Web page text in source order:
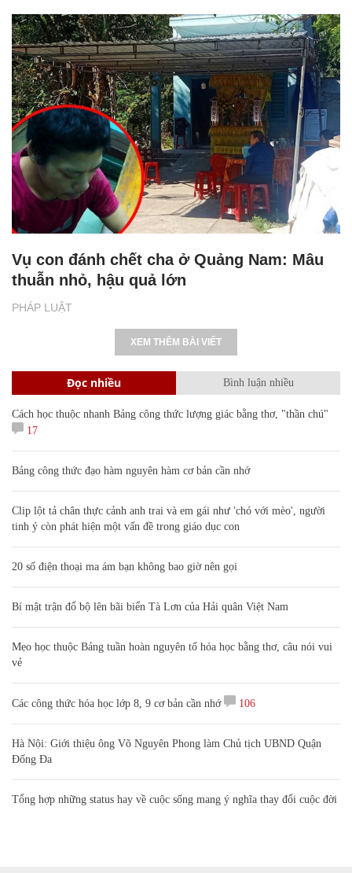
PHÁP LUẬT
Vụ con đánh chết cha ở Quảng Nam: Mâu
thuẫn nhỏ, hậu quả lớn
XEM THÊM BÀI VIẾT
Đọc nhiều Bình luận nhiều
Cách học thuộc nhanh Bảng công thức lượng giác bằng thơ, "thần chú"
17
Bảng công thức đạo hàm nguyên hàm cơ bản cần nhớ
Clip lột tả chân thực cảnh anh trai và em gái như 'chó với mèo', người
tinh ý còn phát hiện một vấn đề trong giáo dục con
20 số điện thoại ma ám bạn không bao giờ nên gọi
Bí mật trận đổ bộ lên bãi biển Tà Lơn của Hải quân Việt Nam
Mẹo học thuộc Bảng tuần hoàn nguyên tố hóa học bằng thơ, câu nói vui
vẻ
Các công thức hóa học lớp 8, 9 cơ bản cần nhớ 106
Hà Nội: Giới thiệu ông Võ Nguyên Phong làm Chủ tịch UBND Quận
Đống Đa
Tổng hợp những status hay về cuộc sống mang ý nghĩa thay đổi cuộc đời